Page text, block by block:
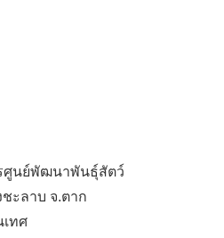
ศูนย์พัฒนาพันธุ์สัตว์
ะลาบ จ.ตาก
เทศ